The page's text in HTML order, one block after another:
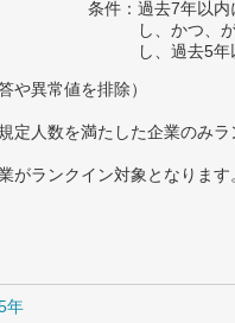
条件：過去7年以内
し、かつ、
し、過去5
異常値を排除）
人数を満たした企業のみ
ランクイン対象となります
年